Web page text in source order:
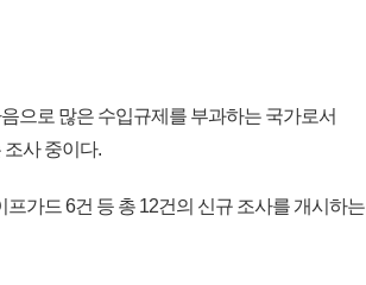
으로 많은 수입규제를 부과하는 국가로서
조사 중이다.
가드 6건 등 총 12건의 신규 조사를 개시하는